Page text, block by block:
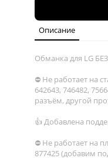
Описание
Обманка для LG
⛔ Не работает на
642643, 746482,
разъём, другой
👍 Добавлена
⛔ Не работает на
877425 (добавим